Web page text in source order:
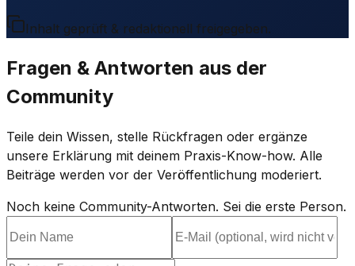
Inhalt geprüft & redaktionell freigegeben.
Fragen & Antworten aus der
Community
Teile dein Wissen, stelle Rückfragen oder ergänze
unsere Erklärung mit deinem Praxis-Know-how. Alle
Beiträge werden vor der Veröffentlichung moderiert.
Noch keine Community-Antworten. Sei die erste Person.